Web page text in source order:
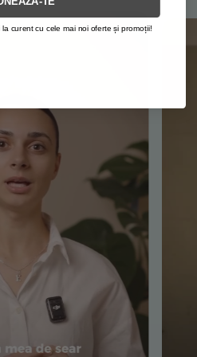
curent cu cele mai noi oferte și promoții!